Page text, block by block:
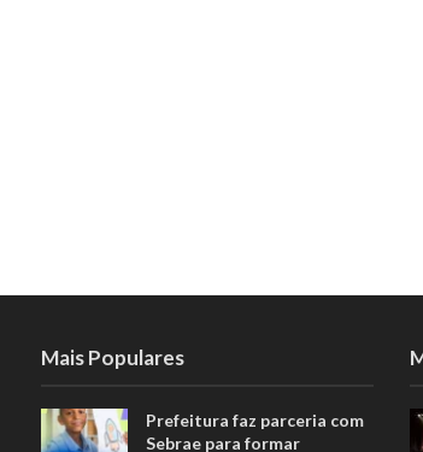
Mais Populares
Prefeitura faz parceria com
Sebrae para formar